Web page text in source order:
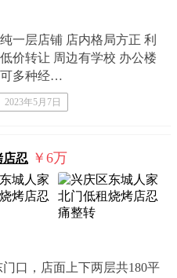
一层店铺 店内格局方正 利
价转让 周边有学校 办公楼
可多种经…
2023年5月7日
店忍 ￥6万
口，店面上下两层共180平